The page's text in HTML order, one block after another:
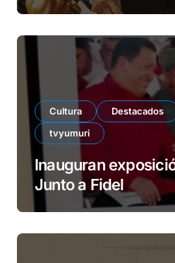
Cultura Destacados
tvyumuri
Inauguran
Junto a Fidel